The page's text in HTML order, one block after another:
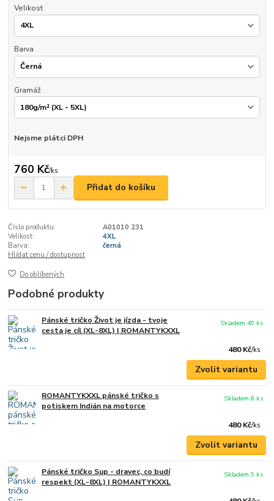
Velikost
Barva
Gramáž
Nejsme plátci DPH
760 Kč/ks
Přidat do košíku
Číslo produktu:
A01010 231
Velikost:
4XL
Barva:
černá
Hlídat cenu / dostupnost
Do oblíbených
Podobné produkty
Pánské tričko Život je jízda - tvoje
cesta je cíl (XL-8XL) | ROMANTYKXXL
480 Kč/ks
Skladem 49 ks
Zvolit variantu
ROMANTYKXXL pánské tričko s
potiskem Indián na motorce
480 Kč/ks
Skladem 8 ks
Zvolit variantu
Pánské tričko Sup - dravec, co budí
respekt (XL-8XL) | ROMANTYKXXL
Skladem 9 ks